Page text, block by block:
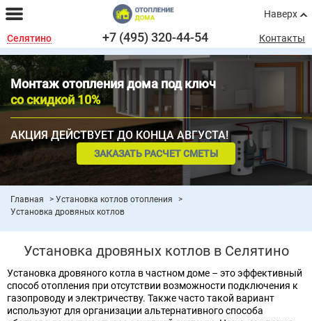
Наверх
Селятино +7 (495) 320-44-54 Контакты
Монтаж отопления дома под ключ
со скидкой 10%
АКЦИЯ ДЕЙСТВУЕТ ДО КОНЦА АВГУСТА!
ЗАКАЗАТЬ РАСЧЕТ СМЕТЫ
Главная
Установка котлов отопления
Установка дровяных котлов
Установка дровяных котлов в Селятино
Установка дровяного котла в частном доме – это эффективный
способ отопления при отсутствии возможности подключения к
газопроводу и электричеству. Также часто такой вариант
используют для организации альтернативного способа